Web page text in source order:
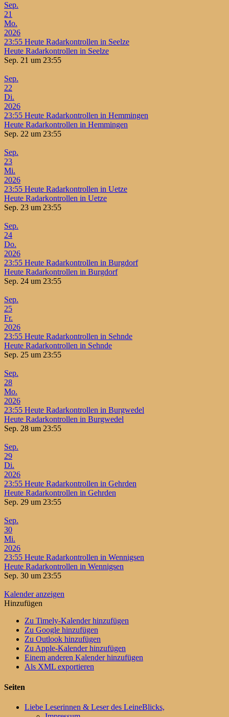
Sep.
21
Mo.
2026
23:55 Heute Radarkontrollen in Seelze
Heute Radarkontrollen in Seelze
Sep. 21 um 23:55
Sep.
22
Di.
2026
23:55 Heute Radarkontrollen in Hemmingen
Heute Radarkontrollen in Hemmingen
Sep. 22 um 23:55
Sep.
23
Mi.
2026
23:55 Heute Radarkontrollen in Uetze
Heute Radarkontrollen in Uetze
Sep. 23 um 23:55
Sep.
24
Do.
2026
23:55 Heute Radarkontrollen in Burgdorf
Heute Radarkontrollen in Burgdorf
Sep. 24 um 23:55
Sep.
25
Fr.
2026
23:55 Heute Radarkontrollen in Sehnde
Heute Radarkontrollen in Sehnde
Sep. 25 um 23:55
Sep.
28
Mo.
2026
23:55 Heute Radarkontrollen in Burgwedel
Heute Radarkontrollen in Burgwedel
Sep. 28 um 23:55
Sep.
29
Di.
2026
23:55 Heute Radarkontrollen in Gehrden
Heute Radarkontrollen in Gehrden
Sep. 29 um 23:55
Sep.
30
Mi.
2026
23:55 Heute Radarkontrollen in Wennigsen
Heute Radarkontrollen in Wennigsen
Sep. 30 um 23:55
Kalender anzeigen
Hinzufügen
Zu Timely-Kalender hinzufügen
Zu Google hinzufügen
Zu Outlook hinzufügen
Zu Apple-Kalender hinzufügen
Einem anderen Kalender hinzufügen
Als XML exportieren
Seiten
Liebe Leserinnen & Leser des LeineBlicks,